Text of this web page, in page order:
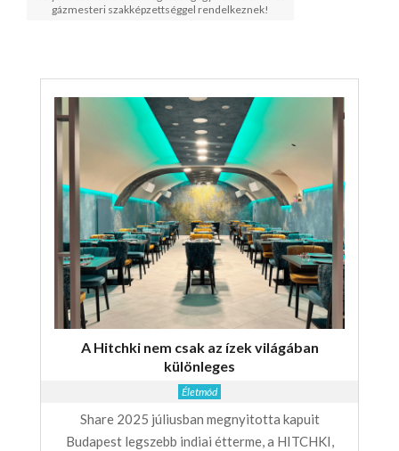
gázmesteri szakképzettséggel rendelkeznek!
A Hitchki nem csak az ízek világában
különleges
Életmód
Share 2025 júliusban megnyitotta kapuit
Budapest legszebb indiai étterme, a HITCHKI,